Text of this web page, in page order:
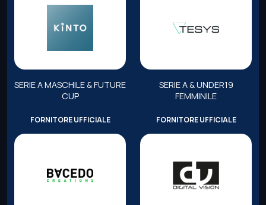
SERIE A MASCHILE & FUTURE
CUP
SERIE A & UNDER19
FEMMINILE
FORNITORE UFFICIALE FORNITORE UFFICIALE